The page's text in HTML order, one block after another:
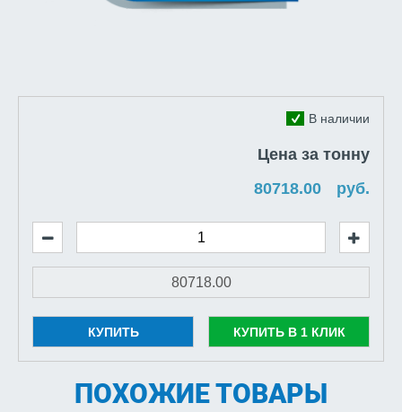
В наличии
Цена за тонну
руб.
КУПИТЬ КУПИТЬ В 1 КЛИК
ПОХОЖИЕ ТОВАРЫ